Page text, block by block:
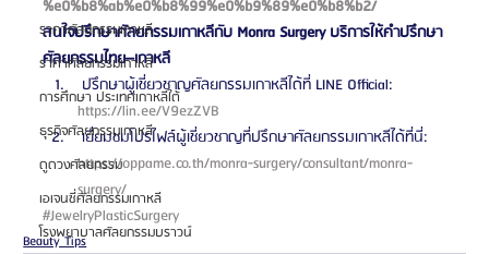
ราคาศัลยกรรมเกาหลี
ราคาศัลยกรรมเกาหลี
การศึกษา ประเทศเกาหลีใต้
ธุรกิจศัลยกรรมเกาหลี
ดูดวงศัลยกรรม
เอเจนซี่ศัลยกรรมเกาหลี
โรงพยาบาลศัลยกรรมบราวน์
%e0%b8%ab%e0%b8%99%e0%b9%89%e0%b8%b2/
สนใจปรึกษาศัลยกรรมเกาหลีกับ Monra Surgery บริการให้คำปรึกษา
ศัลยกรรมไทย–เกาหลี
ปรึกษาผู้เชี่ยวชาญศัลยกรรมเกาหลีได้ที่ LINE Official:
https://lin.ee/V9ezZVB
เยี่ยมชมโปรไฟล์ผู้เชี่ยวชาญที่ปรึกษาศัลยกรรมเกาหลีได้ที่นี่:
https://oppame.co.th/monra-surgery/consultant/monra-
surgery/
#JewelryPlasticSurgery
Beauty Tips